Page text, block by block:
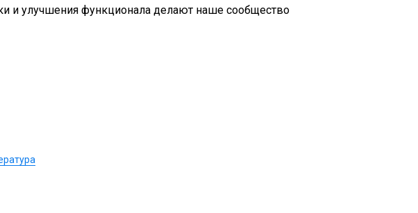
и улучшения функционала делают наше сообщество